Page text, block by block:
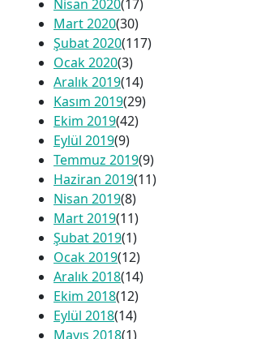
Nisan 2020(17)
Mart 2020(30)
Şubat 2020(117)
Ocak 2020(3)
Aralık 2019(14)
Kasım 2019(29)
Ekim 2019(42)
Eylül 2019(9)
Temmuz 2019(9)
Haziran 2019(11)
Nisan 2019(8)
Mart 2019(11)
Şubat 2019(1)
Ocak 2019(12)
Aralık 2018(14)
Ekim 2018(12)
Eylül 2018(14)
Mayıs 2018(1)